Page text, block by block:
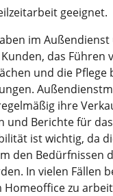
geeignet.
im
das Führen
und die Pflege
ihre
und Berichte für
ist wichtig, da
den Bedürfnissen
In vielen Fällen
Homeoffice zu